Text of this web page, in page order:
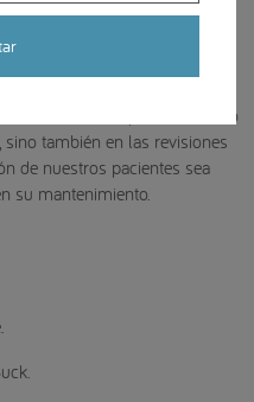
bucodental da
en la prevención. No
también en las revisiones
de nuestros pacientes sea
su mantenimiento.